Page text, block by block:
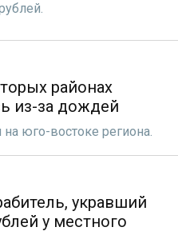
районах
из-за дождей
юго-востоке региона.
укравший
у местного